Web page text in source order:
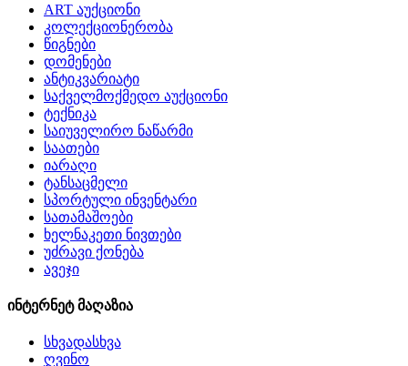
ART აუქციონი
კოლექციონერობა
წიგნები
დომენები
ანტიკვარიატი
საქველმოქმედო აუქციონი
ტექნიკა
საიუველირო ნაწარმი
საათები
იარაღი
ტანსაცმელი
სპორტული ინვენტარი
სათამაშოები
ხელნაკეთი ნივთები
უძრავი ქონება
ავეჯი
ინტერნეტ მაღაზია
სხვადასხვა
ღვინო